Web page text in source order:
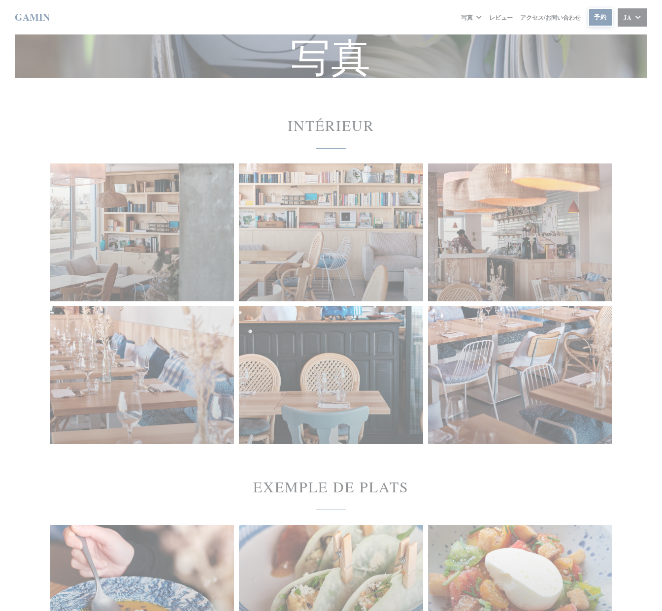
GAMIN 写真 レビュー アクセス/お問い合わせ 予約 JA
写真
INTÉRIEUR
EXEMPLE DE PLATS